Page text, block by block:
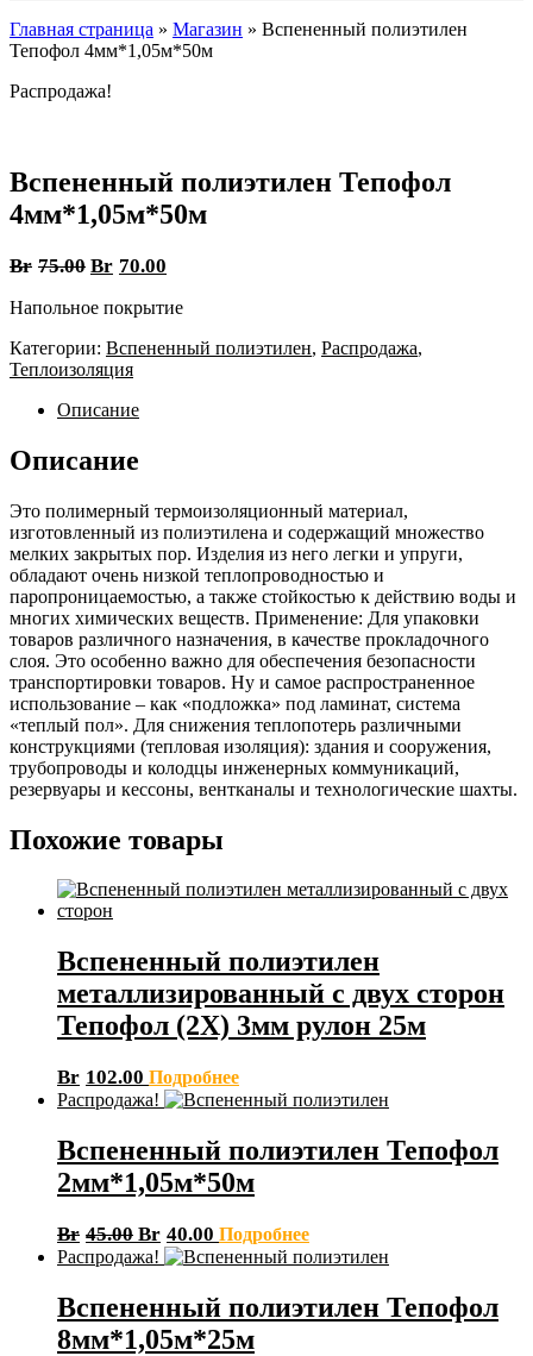
Главная страница » Магазин » Вспененный полиэтилен
Тепофол 4мм*1,05м*50м
Распродажа!
Вспененный полиэтилен Тепофол
4мм*1,05м*50м
Br 75.00 Br 70.00
Напольное покрытие
Категории: Вспененный полиэтилен, Распродажа,
Теплоизоляция
Описание
Описание
Это полимерный термоизоляционный материал,
изготовленный из полиэтилена и содержащий множество
мелких закрытых пор. Изделия из него легки и упруги,
обладают очень низкой теплопроводностью и
паропроницаемостью, а также стойкостью к действию воды и
многих химических веществ. Применение: Для упаковки
товаров различного назначения, в качестве прокладочного
слоя. Это особенно важно для обеспечения безопасности
транспортировки товаров. Ну и самое распространенное
использование – как «подложка» под ламинат, система
«теплый пол». Для снижения теплопотерь различными
конструкциями (тепловая изоляция): здания и сооружения,
трубопроводы и колодцы инженерных коммуникаций,
резервуары и кессоны, вентканалы и технологические шахты.
Похожие товары
Вспененный полиэтилен
металлизированный с двух сторон
Тепофол (2Х) 3мм рулон 25м
Br 102.00 Подробнее
Распродажа!
Вспененный полиэтилен Тепофол
2мм*1,05м*50м
Br 45.00 Br 40.00 Подробнее
Распродажа!
Вспененный полиэтилен Тепофол
8мм*1,05м*25м